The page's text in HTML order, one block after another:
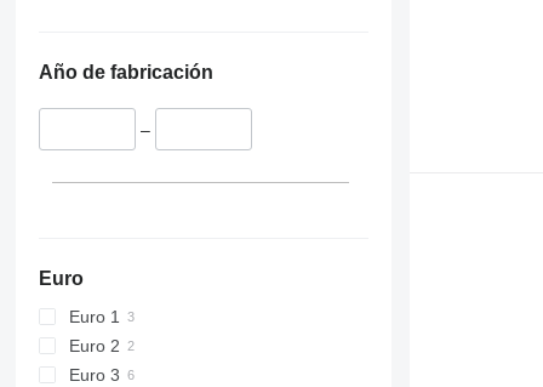
434
444
914
918
924
Año de fabricación
–
Euro
Euro 1
Euro 2
Euro 3